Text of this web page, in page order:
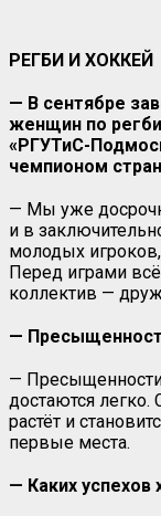
РЕГБИ И ХОККЕЙ
— В сентябре
женщин по
«РГУТиС-
чемпионом
— Мы уже
и в
молодых
Перед играми
коллектив —
—
—
достаются
растёт и
первые места.
— Каких успехов